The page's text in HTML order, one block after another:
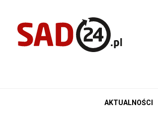
AKTUALNOŚCI